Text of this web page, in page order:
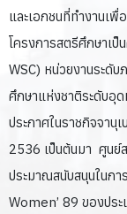
และเอกชนที่ทำงานเ
โครงการสตรีศึกษาเ
WSC) หน่วยงานระดั
ศึกษาแห่งชาติระดับอุ
ประกาศในราชกิจจานุ
2536 เป็นต้นมา ศูนย์
ประมาณสนับสนุนในก
Women’ 89 ของปร